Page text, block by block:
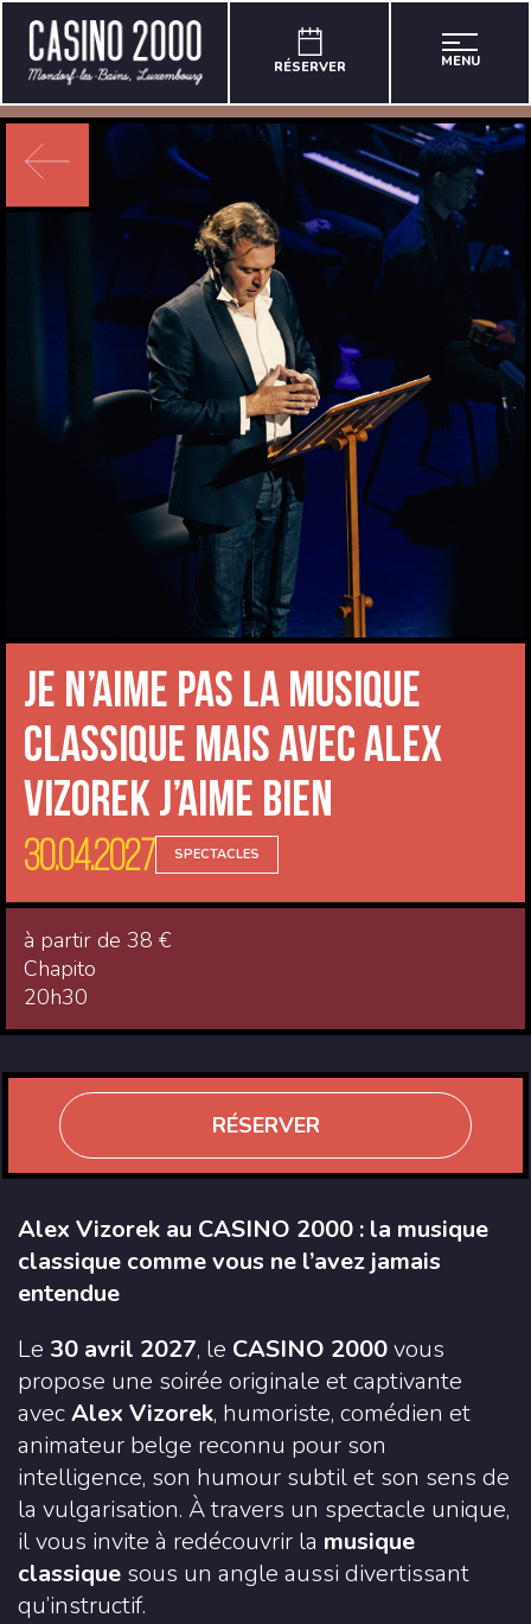
RÉSERVER MENU
JE N’AIME PAS LA MUSIQUE
CLASSIQUE MAIS AVEC ALEX
VIZOREK J’AIME BIEN
30.04.2027 SPECTACLES
à partir de 38 €
Chapito
20h30
RÉSERVER
Alex Vizorek au CASINO 2000 : la musique
classique comme vous ne l’avez jamais
entendue
Le 30 avril 2027, le CASINO 2000vous
propose une soirée originale et captivante
avecAlex Vizorek, humoriste, comédien et
animateur belge reconnu pour son
intelligence, son humour subtil et son sens de
la vulgarisation. À travers un spectacle unique,
il vous invite à redécouvrir la musique
classique sous un angle aussi divertissant
qu’instructif.